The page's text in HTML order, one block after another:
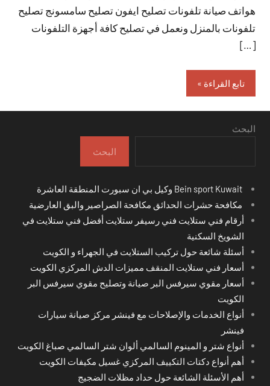
هواتف صيانة تلفونات تصليح ايفون تصليح سامسونج تصليح
تلفونات بالمنزل ونعمل في تصليح كافة أجهزة التلفونات
[…]
تابع القراءة
البحث
البحث
مكافحة حشرات الحدائق مكافحة الصراصير والبق العارضية
أرقام فني ستلايت فني رسيفر ستلايت أفضل فني ستلايت في
الشويخ السكنية
أسئلة شائعة حول تركيب الستلايت في الجهراء و الكويت
أسعار فني ستلايت المنقف مميزات الدش المركزي الكويت
أسعار مقوي سيرفس البر صيانة وتصليح مقوي سيرفس البر
الكويت
أنواع الخدمات والإصلاحات مع فينشر مركز صيانة سيارات
فينشر
أنواع شتر و المينوم السالمي ألوان شتر السالمي صباغ الكويت
أهم أنواع دكتات التكييف المركزي غسيل مكيفات الكويت
أهم الأسئلة الشائعة حول حداد مظلات الضجيج